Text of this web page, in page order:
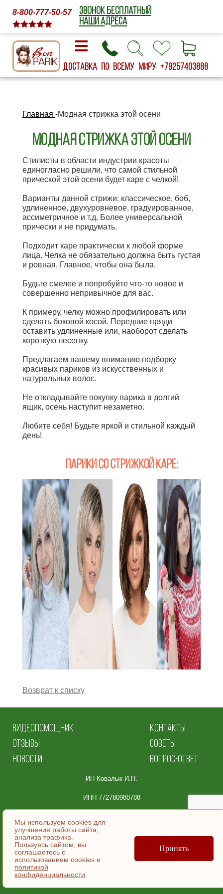
8-800-777-50-57
ЗВОНОК БЕСПЛАТНЫЙ
НАШИ АДРЕСА
Доставка по всему миру +79257403888
Главная -Модная стрижка этой осени
Модная стрижка этой осени
Стилисты в области индустрии красоты
единогласно решили, что самой стильной
прической этой осени будет каре с челкой!
Варианты данной стрижи: классическое, боб,
удлиненное, двухуровневое, градуированное,
ассиметричное и т.д. Более универсальной
прически и не придумать.
Подходит каре практически к любой форме
лица. Челка не обязательно должна быть густая
и ровная. Главное, чтобы она была.
Будьте смелее и попробуйте что-то новое и
совершенно непривычное для вас.
К примеру, челку можно профилировать или
сделать боковой косой. Передние пряди
оставить удлиненные или, наоборот сделать
короткую лесенку.
Предлагаем вашему вниманию подборку
красивых париков из искусственных и
натуральных волос.
Не откладывайте покупку парика в долгий
ящик, осень наступит незаметно.
Любите себя! Будьте яркой и стильной каждый
день!
Парики со стрижкой каре:
Возврат к списку
ВИДЕОПОМОЩНИК
ОТЗЫВЫ
НОВОСТИ
КОНТАКТЫ
СОВЕТЫ
ВОПРОС-ОТВЕТ
ИП Ковалык И.П.
ИНН 772780988788
105064, Москва
ул. Земляной Вал, д.36, эт/помещ 5/ | №9.
Согласие на обработку персональных данных
Мы используем cookies для
улучшения работы сайта,
анализа трафика.
Пользуясь сайтом, вы
соглашаетесь c
использованием cookies и
политикой
конфиденциальности
Принять